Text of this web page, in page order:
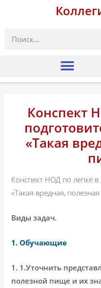
Поиск
Конспект
«Такая
Конспект НОД по лепке в
«Такая вредная,
Виды задач.
1. Обучающие
1. 1.Уточнить
полезной пище и их